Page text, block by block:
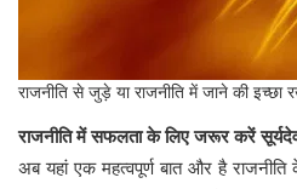
राजनीति से जुड़े या राजनीति में जाने की इच्छा
राजनीति में सफलता के लिए जरूर करें
अब यहां एक महत्वपूर्ण बात और है